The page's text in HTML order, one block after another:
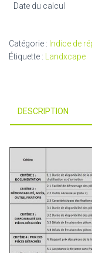
Date du calcul
Catégorie : Indice de
Étiquette :
Landxcape
DESCRIPTION